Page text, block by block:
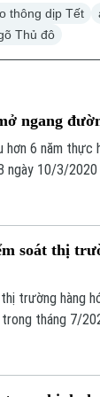
thông dịp Tết
Thủ đô
ngang
hơn 6 năm thực
ngày 10/3/2020
soát thị
thị trường hàng
tháng 7/